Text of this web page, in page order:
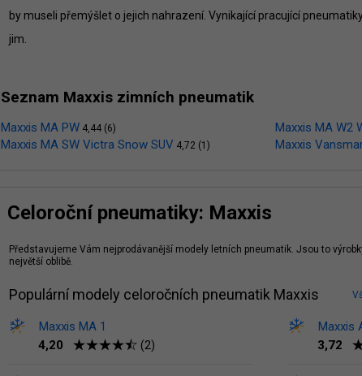
by museli přemýšlet o jejich nahrazení. Vynikající pracující
jim.
Seznam Maxxis zimních pneumatik
Maxxis MA PW 4,44 (6)
Maxxis MA SW Victra Snow SUV 4,72 (1)
Maxxis MA W2
Maxxis
Celoroční pneumatiky: Maxxis
Představujeme Vám nejprodávanější modely letních pneumatik. Jsou to
největší oblibě.
Populární modely celoročních pneumatik Maxxis
Maxxis MA 1
4,20
(2)
Maxxis
3,72